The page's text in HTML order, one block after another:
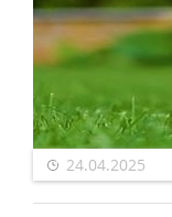
24.04.2025